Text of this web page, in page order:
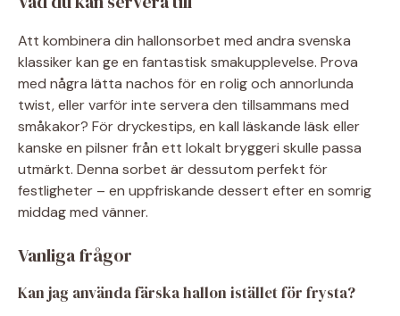
Att kombinera din hallonsorbet med andra svenska
klassiker kan ge en fantastisk smakupplevelse. Prova
med några lätta nachos för en rolig och annorlunda
twist, eller varför inte servera den tillsammans med
småkakor? För dryckestips, en kall läskande läsk eller
kanske en pilsner från ett lokalt bryggeri skulle passa
utmärkt. Denna sorbet är dessutom perfekt för
festligheter – en uppfriskande dessert efter en somrig
middag med vänner.
Vanliga frågor
Kan jag använda färska hallon istället för frysta?